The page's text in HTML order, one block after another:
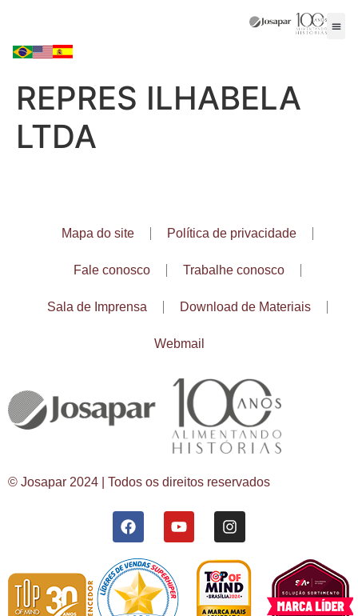
REPRES ILHABELA
LTDA
Mapa do site Política de privacidade
Fale conosco Trabalhe conosco
Sala de Imprensa Download de Materiais
Webmail
© Josapar 2024 | Todos os direitos reservados